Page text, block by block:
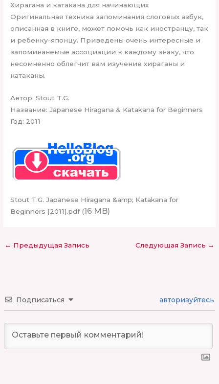
Хирагана и катакана для начинающих
Оригинальная техника запоминания слоговых азбук,
описанная в книге, может помочь как иностранцу, так
и ребенку-японцу. Приведены очень интересные и
запоминанемые ассоциации к каждому знаку, что
несомненно облегчит вам изучение хираганы и
катаканы.
Автор: Stout T.G.
Название: Japanese Hiragana & Katakana for Beginners
Год: 2011
Stout T.G. Japanese Hiragana &amp; Katakana for
Beginners [2011].pdf (16 MB)
← Предыдущая Запись Следующая Запись →
Подписаться авторизуйтесь